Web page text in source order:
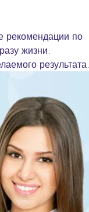
рекомендации по
жизни.
результата.